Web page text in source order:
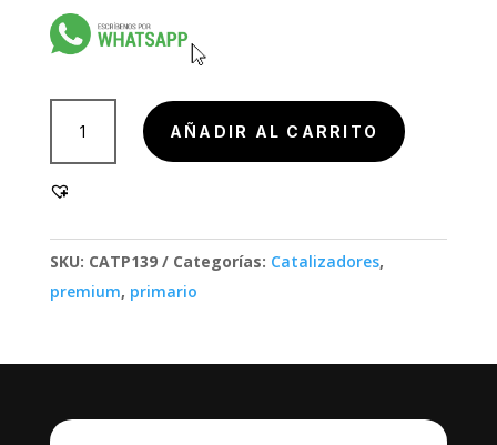
1SC
cantidad
AÑADIR AL CARRITO
SKU: CATP139 Categorías: Catalizadores,
premium, primario